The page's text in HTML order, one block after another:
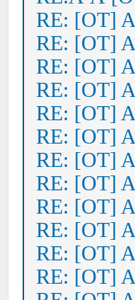
RE: [OT]
RE: [OT]
RE: [OT]
RE: [OT]
RE: [OT]
RE: [OT]
RE: [OT]
RE: [OT]
RE: [OT]
RE: [OT]
RE: [OT]
RE: [OT]